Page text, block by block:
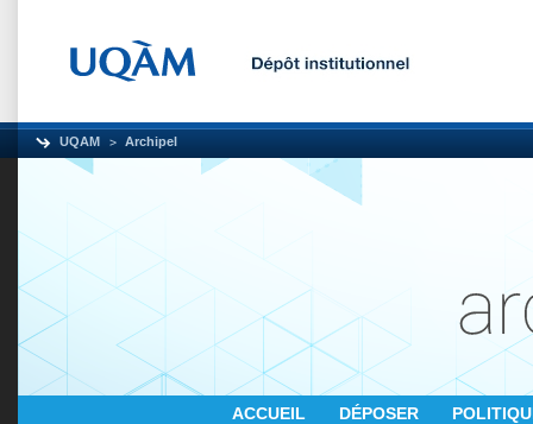
UQAM Archipel
ACCUEIL DÉPOSER